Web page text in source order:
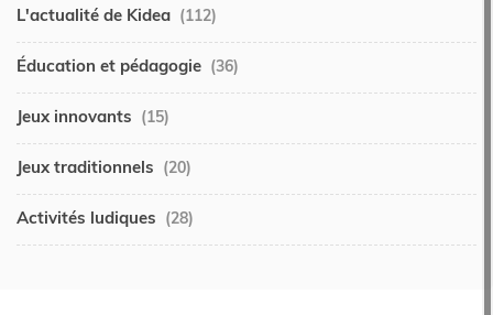
L'actualité de Kidea (112)
Éducation et pédagogie (36)
Jeux innovants (15)
Jeux traditionnels (20)
Activités ludiques (28)